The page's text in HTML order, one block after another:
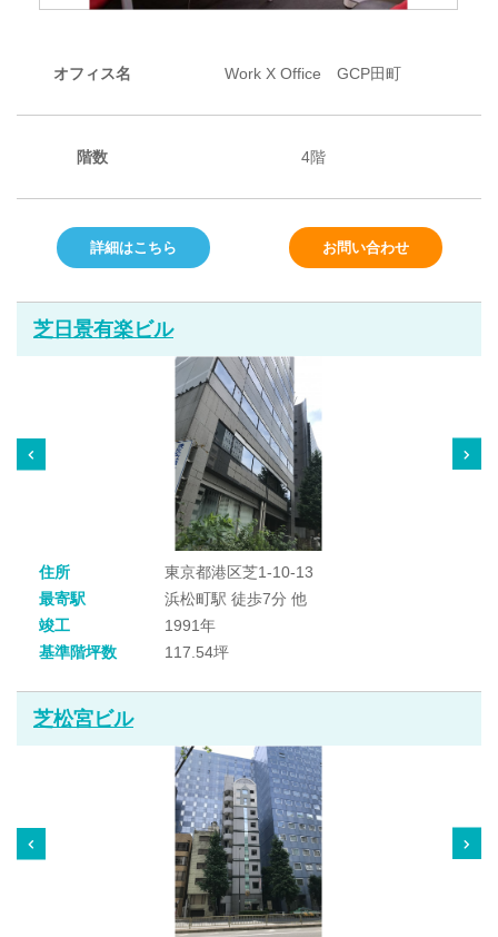
オフィス名 Work X Office GCP田町
階数 4階
詳細はこちら お問い合わせ
芝日景有楽ビル
住所
東京都港区芝1-10-13
最寄駅
浜松町駅 徒歩7分 他
竣工
1991年
基準階坪数
117.54坪
芝松宮ビル